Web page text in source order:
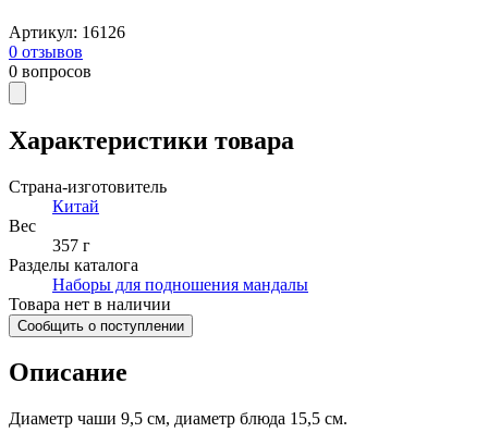
Артикул: 16126
0 отзывов
0 вопросов
Характеристики товара
Страна-изготовитель
Китай
Вес
357 г
Разделы каталога
Наборы для подношения мандалы
Товара нет в наличии
Сообщить о поступлении
Описание
Диаметр чаши 9,5 см, диаметр блюда 15,5 см.